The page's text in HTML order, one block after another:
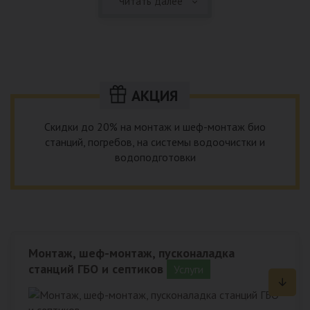
качественный монтаж систем водоснабжения из
АКЦИЯ
Скидки до 20% на монтаж и шеф-монтаж био
станций, погребов, на системы водоочистки и
водоподготовки
Монтаж, шеф-монтаж, пусконаладка
станций ГБО и септиков